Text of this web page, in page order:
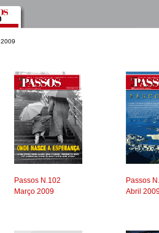
2009
Passos N.102
Março 2009
Passos
Abril